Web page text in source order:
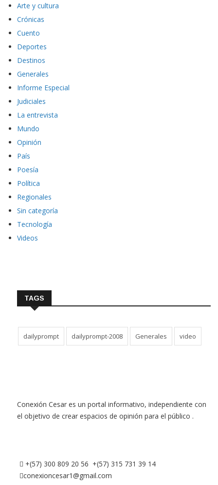
Arte y cultura
Crónicas
Cuento
Deportes
Destinos
Generales
Informe Especial
Judiciales
La entrevista
Mundo
Opinión
País
Poesía
Política
Regionales
Sin categoría
Tecnología
Videos
TAGS
dailyprompt dailyprompt-2008 Generales video
Conexión Cesar es un portal informativo, independiente con
el objetivo de crear espacios de opinión para el público .
+(57) 300 809 20 56 +(57) 315 731 39 14
conexioncesar1@gmail.com